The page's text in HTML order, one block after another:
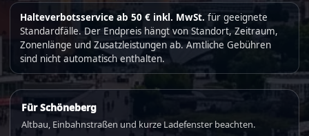
Halteverbotsservice ab 50 € inkl. MwSt. für geeignete
Standardfälle. Der Endpreis hängt von Standort, Zeitraum,
Zonenlänge und Zusatzleistungen ab. Amtliche Gebühren
sind nicht automatisch enthalten.
Für Schöneberg
Altbau, Einbahnstraßen und kurze Ladefenster beachten.